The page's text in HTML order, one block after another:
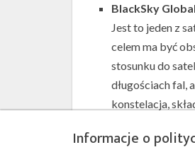
BlackSky
Jest to jeden z
celem ma być
stosunku do
długościach fal,
konstelacja,
HawkEye 360,
Informacje o